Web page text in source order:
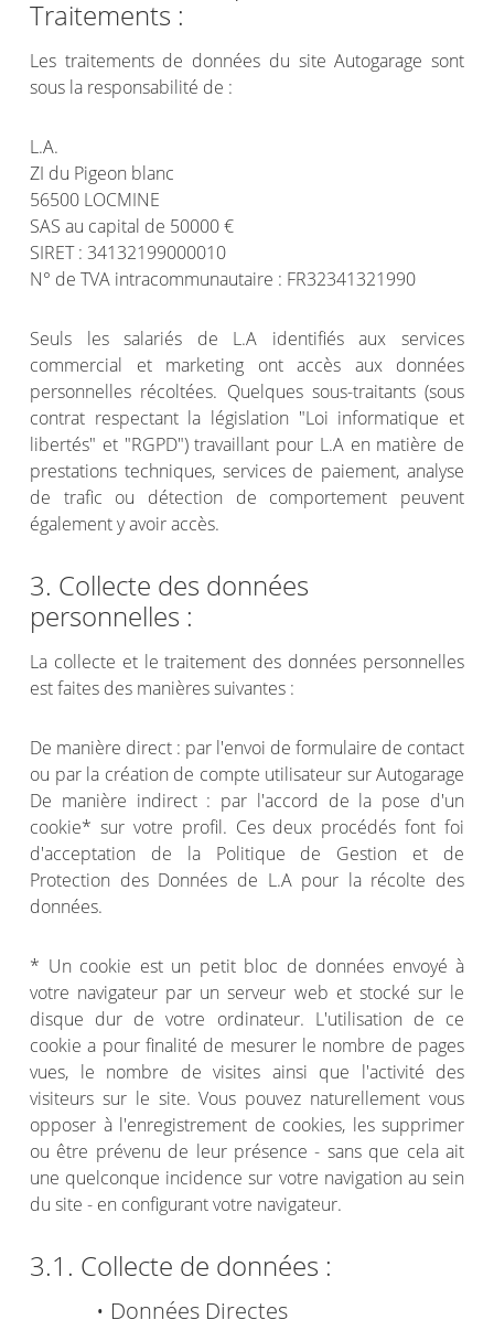
Traitements :
Les traitements de données du site Autogarage sont
sous la responsabilité de :
L.A.
ZI du Pigeon blanc
56500 LOCMINE
SAS au capital de 50000 €
SIRET : 34132199000010
N° de TVA intracommunautaire : FR32341321990
Seuls les salariés de L.A identifiés aux services
commercial et marketing ont accès aux données
personnelles récoltées. Quelques sous-traitants (sous
contrat respectant la législation "Loi informatique et
libertés" et "RGPD") travaillant pour L.A en matière de
prestations techniques, services de paiement, analyse
de trafic ou détection de comportement peuvent
également y avoir accès.
3. Collecte des données
personnelles :
La collecte et le traitement des données personnelles
est faites des manières suivantes :
De manière direct : par l'envoi de formulaire de contact
ou par la création de compte utilisateur sur Autogarage
De manière indirect : par l'accord de la pose d'un
cookie* sur votre profil. Ces deux procédés font foi
d'acceptation de la Politique de Gestion et de
Protection des Données de L.A pour la récolte des
données.
* Un cookie est un petit bloc de données envoyé à
votre navigateur par un serveur web et stocké sur le
disque dur de votre ordinateur. L'utilisation de ce
cookie a pour finalité de mesurer le nombre de pages
vues, le nombre de visites ainsi que l'activité des
visiteurs sur le site. Vous pouvez naturellement vous
opposer à l'enregistrement de cookies, les supprimer
ou être prévenu de leur présence - sans que cela ait
une quelconque incidence sur votre navigation au sein
du site - en configurant votre navigateur.
3.1. Collecte de données :
• Données Directes